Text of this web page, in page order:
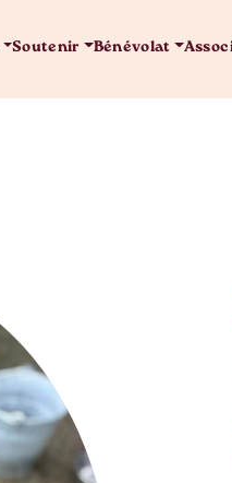
Soutenir Bénévolat